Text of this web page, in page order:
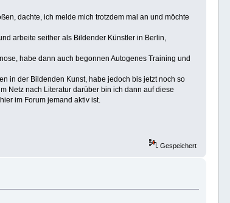
dachte, ich melde mich trotzdem mal an und möchte
arbeite seither als Bildender Künstler in Berlin,
habe dann auch begonnen Autogenes Training und
in der Bildenden Kunst, habe jedoch bis jetzt noch so
Netz nach Literatur darüber bin ich dann auf diese
im Forum jemand aktiv ist.
Gespeichert